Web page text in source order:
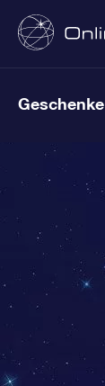
Geschenke